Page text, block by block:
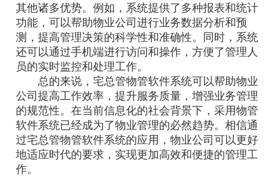
其他诸多优势。例如，系统提供了多种报表和统计
功能，可以帮助物业公司进行业务数据分析和预
测，提高管理决策的科学性和准确性。同时，系统
还可以通过手机端进行访问和操作，方便了管理人
员的实时监控和处理工作。
总的来说，宅总管物管软件系统可以帮助物业
公司提高工作效率，提升服务质量，增强业务管理
的规范性。在当前信息化的社会背景下，采用物管
软件系统已经成为了物业管理的必然趋势。相信通
过宅总管物管软件系统的应用，物业公司可以更好
地适应时代的要求，实现更加高效和便捷的管理工
作。